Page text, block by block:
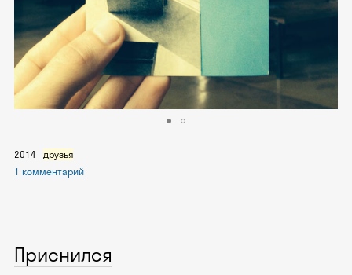
2014
друзья
1 комментарий
Приснился